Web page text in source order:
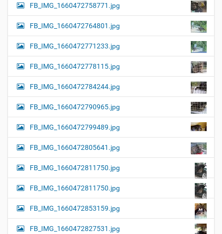
FB_IMG_1660472758771.jpg
FB_IMG_1660472764801.jpg
FB_IMG_1660472771233.jpg
FB_IMG_1660472778115.jpg
FB_IMG_1660472784244.jpg
FB_IMG_1660472790965.jpg
FB_IMG_1660472799489.jpg
FB_IMG_1660472805641.jpg
FB_IMG_1660472811750.jpg
FB_IMG_1660472811750.jpg
FB_IMG_1660472853159.jpg
FB_IMG_1660472827531.jpg